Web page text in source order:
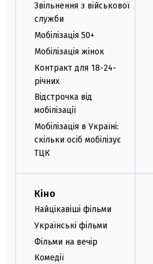
Звільнення з військової
служби
Мобілізація 50+
Мобілізація жінок
Контракт для 18-24-
річних
Відстрочка від
мобілізації
Мобілізація в Україні:
скільки осіб мобілізує
ТЦК
Кіно
Найцікавіші фільми
Українські фільми
Фільми на вечір
Комедії